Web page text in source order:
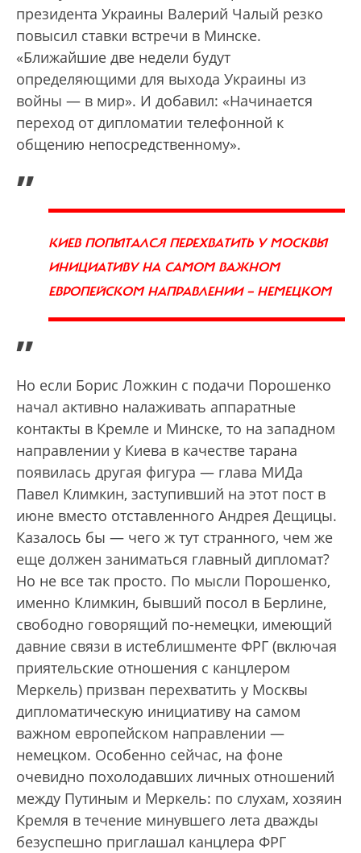
президента Украины Валерий Чалый резко
повысил ставки встречи в Минске.
«Ближайшие две недели будут
определяющими для выхода Украины из
войны — в мир». И добавил: «Начинается
переход от дипломатии телефонной к
общению непосредственному».
„
КИЕВ ПОПЫТАЛСЯ ПЕРЕХВАТИТЬ У МОСКВЫ
ИНИЦИАТИВУ НА САМОМ ВАЖНОМ
ЕВРОПЕЙСКОМ НАПРАВЛЕНИИ — НЕМЕЦКОМ
”
Но если Борис Ложкин с подачи Порошенко
начал активно налаживать аппаратные
контакты в Кремле и Минске, то на западном
направлении у Киева в качестве тарана
появилась другая фигура — глава МИДа
Павел Климкин, заступивший на этот пост в
июне вместо отставленного Андрея Дещицы.
Казалось бы — чего ж тут странного, чем же
еще должен заниматься главный дипломат?
Но не все так просто. По мысли Порошенко,
именно Климкин, бывший посол в Берлине,
свободно говорящий по-немецки, имеющий
давние связи в истеблишменте ФРГ (включая
приятельские отношения с канцлером
Меркель) призван перехватить у Москвы
дипломатическую инициативу на самом
важном европейском направлении —
немецком. Особенно сейчас, на фоне
очевидно похолодавших личных отношений
между Путиным и Меркель: по слухам, хозяин
Кремля в течение минувшего лета дважды
безуспешно приглашал канцлера ФРГ